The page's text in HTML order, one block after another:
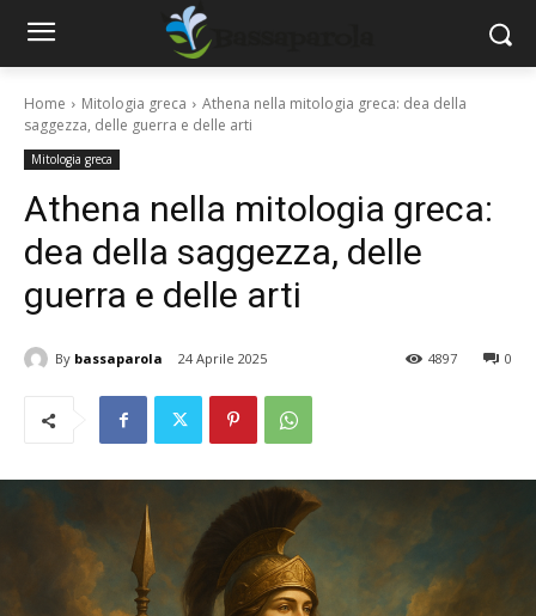
Home Mitologia greca
Athena nella mitologia greca: dea della
saggezza, delle guerra e delle arti
Mitologia greca
Athena nella mitologia greca:
dea della saggezza, delle
guerra e delle arti
By bassaparola 24 Aprile 2025 0
4897